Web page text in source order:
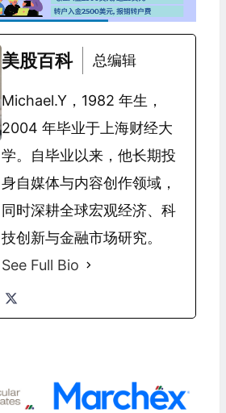
美股百科 总编辑
Michael.Y，1982 年生，
2004 年毕业于上海财经大
学。自毕业以来，他长期投
身自媒体与内容创作领域，
同时深耕全球宏观经济、科
技创新与金融市场研究。
See Full Bio